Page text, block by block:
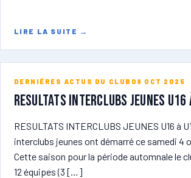
LIRE LA SUITE →
DERNIÈRES ACTUS DU CLUB 09 OCT 2025
RESULTATS INTERCLUBS JEUNES
RESULTATS INTERCLUBS JEUNES U16 à
interclubs jeunes ont démarré ce samedi 4
Cette saison pour la période automnale le
12 équipes (3 […]